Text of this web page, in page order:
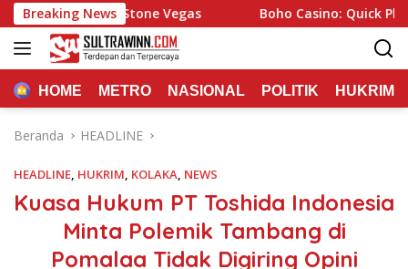
Langsung
ke
konten
Breaking News
with Stone Vegas Boho Casino: Quick Play and
HOME METRO NASIONAL POLITIK HUKRIM
Beranda HEADLINE
HEADLINE, HUKRIM, KOLAKA, NEWS
Kuasa Hukum PT Toshida Indonesia
Minta Polemik Tambang di
Pomalaa Tidak Digiring Opini